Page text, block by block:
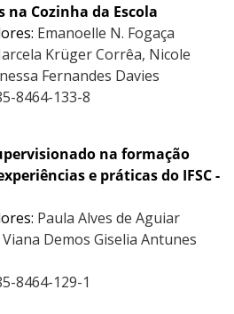
na Cozinha da Escola
Emanoelle N. Fogaça
Krüger Corrêa, Nicole
Fernandes Davies
8464-133-8
na formação
e práticas do IFSC -
Paula Alves de Aguiar
Demos Giselia Antunes
8464-129-1